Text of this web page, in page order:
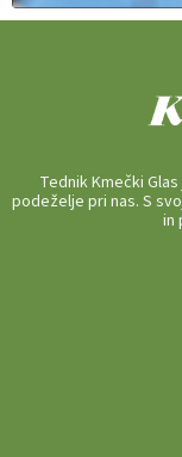
Tednik Kmečki
podeželje pri nas. S
in